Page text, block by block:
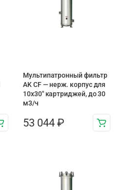
Мультипатронный фильтр
AK CF — нерж. корпус для
10х30″ картриджей, до 30
м3/ч
53 044 ₽